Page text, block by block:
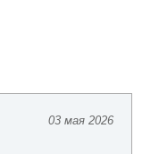
03 мая 2026